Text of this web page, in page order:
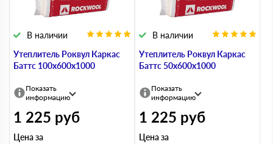
Утеплитель Роквул Каркас
Баттс 100х600х1000
В наличии
Показать
информацию
1 225 руб
Цена за
Утеплитель Роквул Каркас
Баттс 50х600х1000
В наличии
Показать
информацию
1 225 руб
Цена за